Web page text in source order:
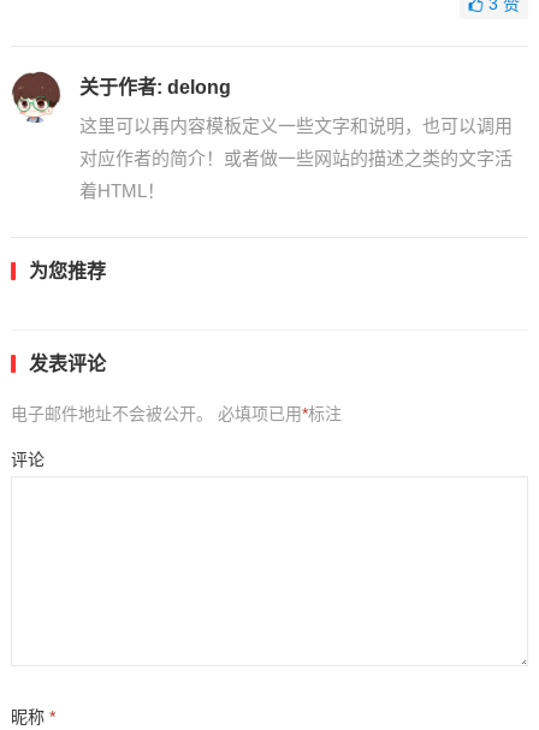
关于作者: delong
这里可以再内容模板定义一些文字和说明，也可以调用
对应作者的简介！或者做一些网站的描述之类的文字活
着HTML！
为您推荐
发表评论
电子邮件地址不会被公开。 必填项已用*标注
评论
昵称 *